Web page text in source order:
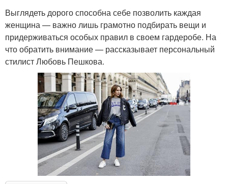
Выглядеть дорого способна себе позволить каждая
женщина — важно лишь грамотно подбирать вещи и
придерживаться особых правил в своем гардеробе. На
что обратить внимание — рассказывает персональный
стилист Любовь Пешкова.